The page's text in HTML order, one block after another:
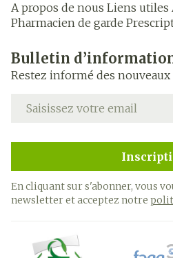
A propos de nous Liens utiles
Pharmacien de garde
Bulletin
Restez informé des
Adresse mail
En cliquant sur s'abonner, vous
newsletter et acceptez notre